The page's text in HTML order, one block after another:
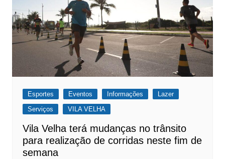
Esportes Eventos Informações
Lazer
Serviços
VILA VELHA
Vila Velha terá mudanças no trânsito
para realização de corridas neste fim de
semana